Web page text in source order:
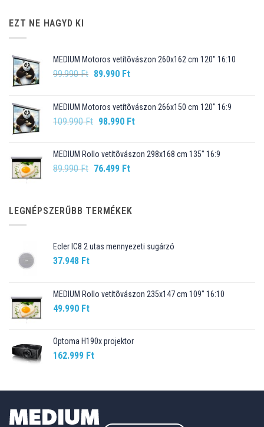
EZT NE HAGYD KI
MEDIUM Motoros vetítõvászon 260x162 cm 120" 16:10
99.990Ft Original
99.990 Ft.
89.990 FtCurrent
89.990 Ft.
MEDIUM Motoros vetítõvászon 266x150 cm 120" 16:9
109.990Ft Original
109.990 Ft.
98.990 FtCurrent
98.990 Ft.
MEDIUM Rollo vetítõvászon 298x168 cm 135" 16:9
89.990Ft Original
89.990 Ft.
76.499 FtCurrent
76.499 Ft.
LEGNÉPSZERŰBB TERMÉKEK
Ecler IC8 2 utas mennyezeti sugárzó
37.948 Ft
MEDIUM Rollo vetítõvászon 235x147 cm 109" 16:10
49.990 Ft
Optoma H190x projektor
162.999 Ft